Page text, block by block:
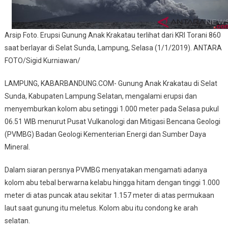
Arsip Foto. Erupsi Gunung Anak Krakatau terlihat dari KRI Torani 860
saat berlayar di Selat Sunda, Lampung, Selasa (1/1/2019). ANTARA
FOTO/Sigid Kurniawan/
LAMPUNG, KABARBANDUNG.COM- Gunung Anak Krakatau di Selat
Sunda, Kabupaten Lampung Selatan, mengalami erupsi dan
menyemburkan kolom abu setinggi 1.000 meter pada Selasa pukul
06.51 WIB menurut Pusat Vulkanologi dan Mitigasi Bencana Geologi
(PVMBG) Badan Geologi Kementerian Energi dan Sumber Daya
Mineral.
Dalam siaran persnya PVMBG menyatakan mengamati adanya
kolom abu tebal berwarna kelabu hingga hitam dengan tinggi 1.000
meter di atas puncak atau sekitar 1.157 meter di atas permukaan
laut saat gunung itu meletus. Kolom abu itu condong ke arah
selatan.